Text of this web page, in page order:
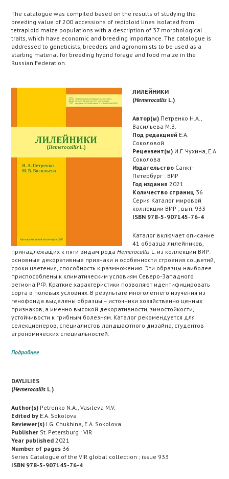
The catalogue was compiled based on the results of studying the
breeding value of 200 accessions of rediploid lines isolated from
tetraploid maize populations with a description of 37 morphological
traits, which have economic and breeding importance. The catalogue is
addressed to geneticists, breeders and agronomists to be used as a
starting material for breeding hybrid forage and food maize in the
Russian Federation.
ЛИЛЕЙНИКИ
(Hemerocallis L.)
Автор(ы) Петренко Н.А.,
Васильева М.В.
Под редакцией Е.А.
Соколовой
Рецензент(ы) И.Г. Чухина, Е.А.
Соколова
Издательство Санкт-
Петербург : ВИР
Год издания 2021
Количество страниц 36
Серия Каталог мировой
коллекции ВИР ; вып. 933
ISBN 978-5-907145-76-4
Каталог включает описание
41 образца лилейников,
принадлежащих к пяти видам родаHemerocallis L. из коллекции ВИР:
основные декоративные признаки и особенности строения соцветий,
сроки цветения, способность к размножению. Эти образцы наиболее
приспособлены к климатическим условиям Северо-Западного
региона РФ. Краткие характеристики позволяют идентифицировать
сорта в полевых условиях. В результате многолетнего изучения из
генофонда выделены образцы – источники хозяйственно ценных
признаков, а именно высокой декоративности, зимостойкости,
устойчивости к грибным болезням. Каталог рекомендуется для
селекционеров, специалистов ландшафтного дизайна, студентов
агрономических специальностей.
Подробнее
DAYLILIES
(Hemerocallis L.)
Author(s) Petrenko N.A., Vasileva M.V.
Edited by E.A. Sokolova
Reviewer(s) I.G. Chukhina, E.A. Sokolova
Publisher St. Petersburg : VIR
Year published 2021
Number of pages 36
Series Catalogue of the VIR global collection ; issue 933
ISBN 978-5-907145-76-4